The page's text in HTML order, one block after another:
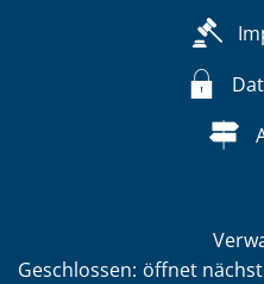
Klicken, um weitere
Geschlossen: öffnet